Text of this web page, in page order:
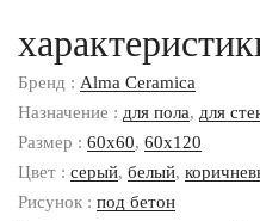
Бренд : Alma Ceramica
Назначение : для пола, для
Размер : 60x60, 60x120
Цвет : серый, белый,
Рисунок : под бетон